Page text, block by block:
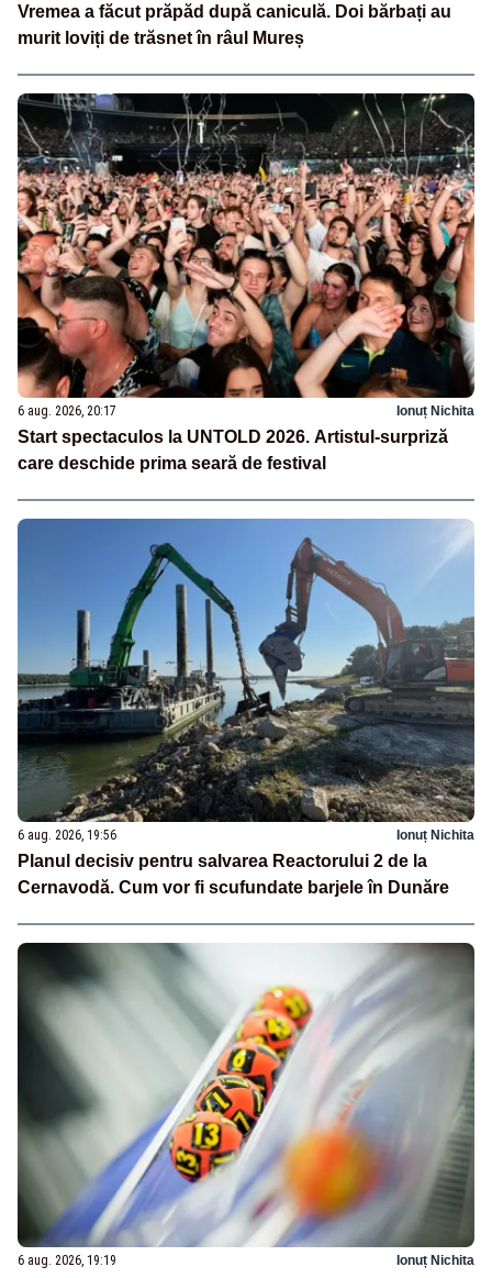
Vremea a făcut prăpăd după caniculă. Doi bărbați au
murit loviți de trăsnet în râul Mureș
6 aug. 2026, 20:17 Ionuț Nichita
Start spectaculos la UNTOLD 2026. Artistul-surpriză
care deschide prima seară de festival
6 aug. 2026, 19:56 Ionuț Nichita
Planul decisiv pentru salvarea Reactorului 2 de la
Cernavodă. Cum vor fi scufundate barjele în Dunăre
6 aug. 2026, 19:19 Ionuț Nichita